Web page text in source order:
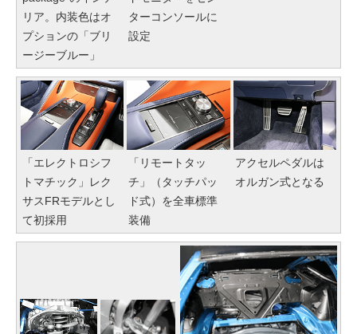
リア。内装色はオ
プションの「ブリ
ージーブルー」
ターコンソールに
設定
「エレクトロシフ
トマチック」レク
サスFRモデルとし
て初採用
「リモートタッ
チ」（タッチパッ
ド式）を全車標準
装備
アクセルペダルは
オルガン式となる